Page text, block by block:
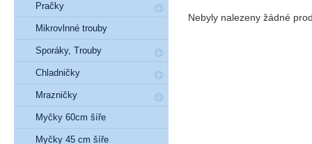
Nebyly nalezeny žádné
Pračky
Mikrovlnné trouby
Sporáky, Trouby
Chladničky
Mrazničky
Myčky 60cm šíře
Myčky 45 cm šíře